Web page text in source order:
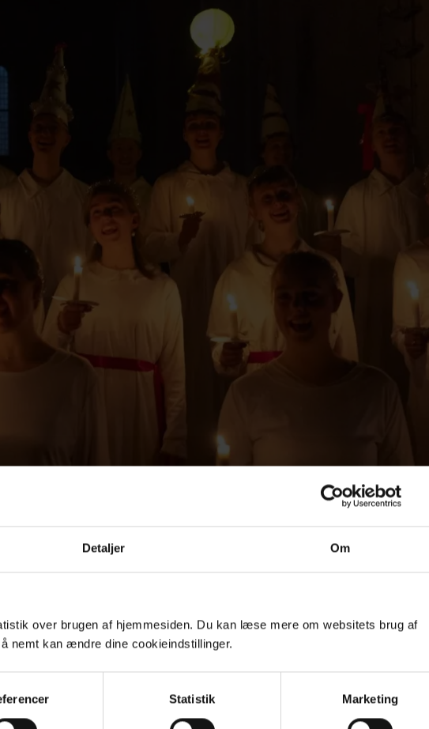
Detaljer Om
over brugen af hjemmesiden. Du kan læse mere om websitets brug af
nemt kan ændre dine cookieindstillinger.
Statistik Marketing
til Danmark. Aarhus U vil igen i år
rummet, og alle sangerne vil være i